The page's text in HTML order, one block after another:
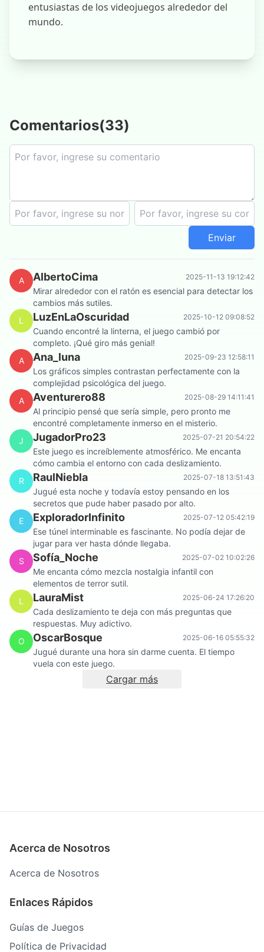
entusiastas de los videojuegos alrededor del
mundo.
Comentarios(33)
Enviar
A AlbertoCima 2025-11-13 19:12:42
Mirar alrededor con el ratón es esencial para detectar los
cambios más sutiles.
L
LuzEnLaOscuridad 2025-10-12 09:08:52
Cuando encontré la linterna, el juego cambió por
completo. ¡Qué giro más genial!
A
Ana_luna 2025-09-23 12:58:11
Los gráficos simples contrastan perfectamente con la
complejidad psicológica del juego.
A
Aventurero88 2025-08-29 14:11:41
Al principio pensé que sería simple, pero pronto me
encontré completamente inmerso en el misterio.
J
JugadorPro23 2025-07-21 20:54:22
Este juego es increíblemente atmosférico. Me encanta
cómo cambia el entorno con cada deslizamiento.
R
RaulNiebla 2025-07-18 13:51:43
Jugué esta noche y todavía estoy pensando en los
secretos que pude haber pasado por alto.
E
ExploradorInfinito 2025-07-12 05:42:19
Ese túnel interminable es fascinante. No podía dejar de
jugar para ver hasta dónde llegaba.
S
Sofía_Noche 2025-07-02 10:02:26
Me encanta cómo mezcla nostalgia infantil con
elementos de terror sutil.
L
LauraMist 2025-06-24 17:26:20
Cada deslizamiento te deja con más preguntas que
respuestas. Muy adictivo.
O
OscarBosque 2025-06-16 05:55:32
Jugué durante una hora sin darme cuenta. El tiempo
vuela con este juego.
Cargar más
Acerca de Nosotros
Acerca de Nosotros
Enlaces Rápidos
Guías de Juegos
Política de Privacidad